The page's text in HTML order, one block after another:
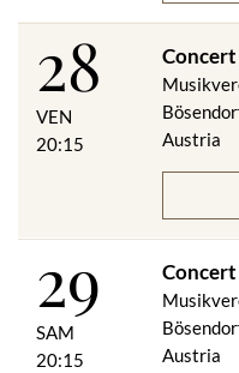
Annulation gratuite des
jusqu'à 48 heures avant le
électroniques.)
28
VEN
20:15
Austria
29
SAM
20:15
Austria